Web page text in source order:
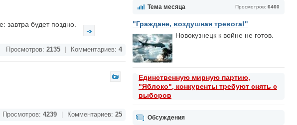
Просмотров: 6460
Тема месяца
"Граждане, воздушная тревога!"
Новокузнецк к войне не готов.
Единственную мирную партию,
"Яблоко", конкуренты требуют снять с
выборов
Обсуждения
завтра будет поздно.
Просмотров: 2135 Комментариев: 4
Просмотров: 4239 Комментариев: 25